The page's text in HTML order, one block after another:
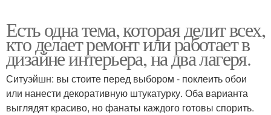
Есть одна тема, которая делит всех,
кто делает ремонт или работает в
дизайне интерьера, на два лагеря.
Ситуэйшн: вы стоите перед выбором - поклеить обои
или нанести декоративную штукатурку. Оба варианта
выглядят красиво, но фанаты каждого готовы спорить.